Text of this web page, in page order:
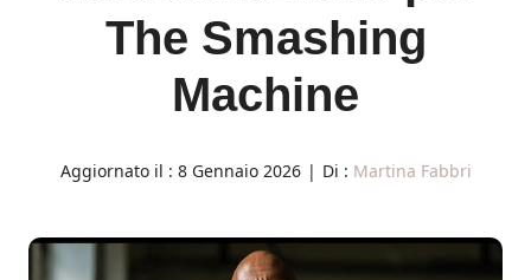
The Smashing
Machine
Aggiornato il : 8 Gennaio 2026 | Di : Martina Fabbri